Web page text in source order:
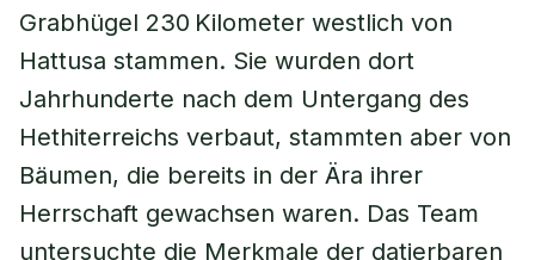
Grabhügel 230 Kilometer westlich von
Hattusa stammen. Sie wurden dort
Jahrhunderte nach dem Untergang des
Hethiterreichs verbaut, stammten aber von
Bäumen, die bereits in der Ära ihrer
Herrschaft gewachsen waren. Das Team
untersuchte die Merkmale der datierbaren